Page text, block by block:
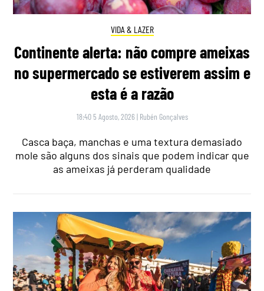
VIDA & LAZER
Continente alerta: não compre ameixas
no supermercado se estiverem assim e
esta é a razão
18:40 5 Agosto, 2026 | Rubén Gonçalves
Casca baça, manchas e uma textura demasiado
mole são alguns dos sinais que podem indicar que
as ameixas já perderam qualidade